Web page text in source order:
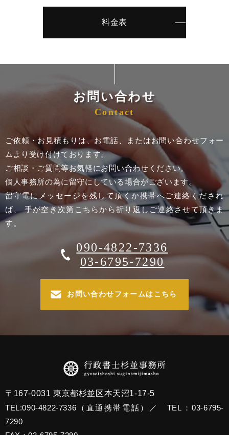
料金表
お問い合わせ
Contact
ご依頼・お見積もりは、お電話、またはお問い合わせフォー
ムより受け付けております。
ご相談・ご質問等お気軽にお問い合わせください。
個人事務所の為に留守にしている場合がございます。
留守電にメッセージを残して頂くか携帯へご連絡くだされ
ば、 手が空き次第こちらから折り返しご連絡させて頂きま
す。
090-4822-7336
03-6795-7290
お問い合わせフォームはこちら
〒167-0031 東京都杉並区本天沼1-17-5
TEL:090-4822-7336（直通携帯電話）／ TEL：03-6795-
7290